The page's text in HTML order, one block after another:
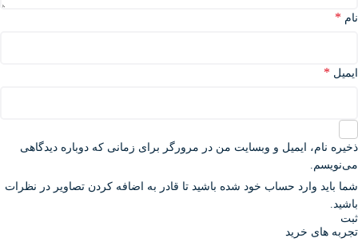
نام *
ایمیل *
ذخیره نام، ایمیل و وبسایت من در مرورگر برای زمانی که دوباره دیدگاهی
می‌نویسم.
شما باید وارد حساب خود شده باشید تا قادر به اضافه کردن تصاویر در نظرات
باشید.
تجربه های خرید